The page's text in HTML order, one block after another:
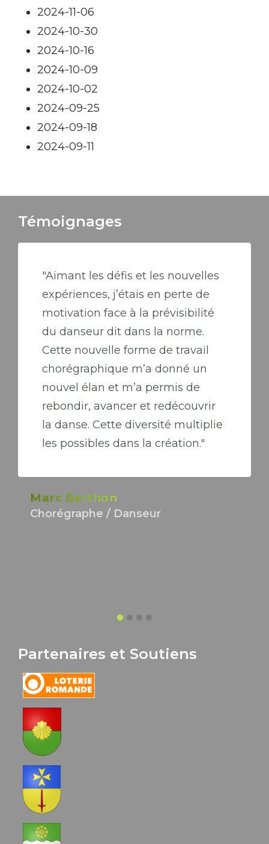
2024-11-06
2024-10-30
2024-10-16
2024-10-09
2024-10-02
2024-09-25
2024-09-18
2024-09-11
Témoignages
"Aimant les défis et les nouvelles
expériences, j’étais en perte de
motivation face à la prévisibilité
du danseur dit dans la norme.
Cette nouvelle forme de travail
chorégraphique m’a donné un
nouvel élan et m’a permis de
rebondir, avancer et redécouvrir
la danse. Cette diversité multiplie
les possibles dans la création."
Marc Berthon
Chorégraphe / Danseur
Partenaires et Soutiens